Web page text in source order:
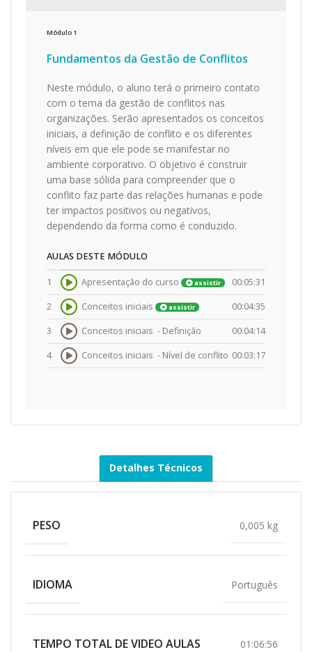
Módulo 1
Fundamentos da Gestão de Conflitos
Neste módulo, o aluno terá o primeiro contato
com o tema da gestão de conflitos nas
organizações. Serão apresentados os conceitos
iniciais, a definição de conflito e os diferentes
níveis em que ele pode se manifestar no
ambiente corporativo. O objetivo é construir
uma base sólida para compreender que o
conflito faz parte das relações humanas e pode
ter impactos positivos ou negativos,
dependendo da forma como é conduzido.
AULAS DESTE MÓDULO
1 Apresentação do curso assistir 00:05:31
2 Conceitos iniciais assistir 00:04:35
3 Conceitos iniciais - Definição 00:04:14
4 Conceitos iniciais - Nível de conflito 00:03:17
Detalhes Técnicos
PESO 0,005 kg
IDIOMA Português
TEMPO TOTAL DE VIDEO AULAS 01:06:56